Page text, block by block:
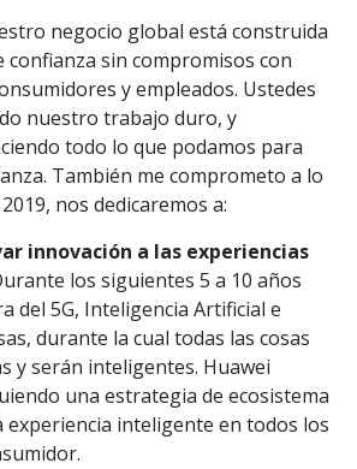
negocio global está construida
confianza sin compromisos con
y empleados. Ustedes
nuestro trabajo duro, y
todo lo que podamos para
También me comprometo a lo
nos dedicaremos a:
innovación a las experiencias
los siguientes 5 a 10 años
del 5G, Inteligencia Artificial e
durante la cual todas las cosas
y serán inteligentes. Huawei
una estrategia de ecosistema
inteligente en todos los